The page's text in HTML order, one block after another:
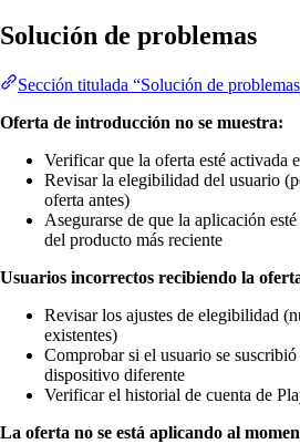
Solución de problemas
Sección titulada “Solución de
Oferta de introducción no se muestra:
Verificar que la oferta esté activada
Revisar la elegibilidad del usuario
oferta antes)
Asegurarse de que la aplicación
del producto más reciente
Usuarios incorrectos recibiendo la
Revisar los ajustes de elegibilidad
existentes)
Comprobar si el usuario se
dispositivo diferente
Verificar el historial de cuenta de
La oferta no se está aplicando al